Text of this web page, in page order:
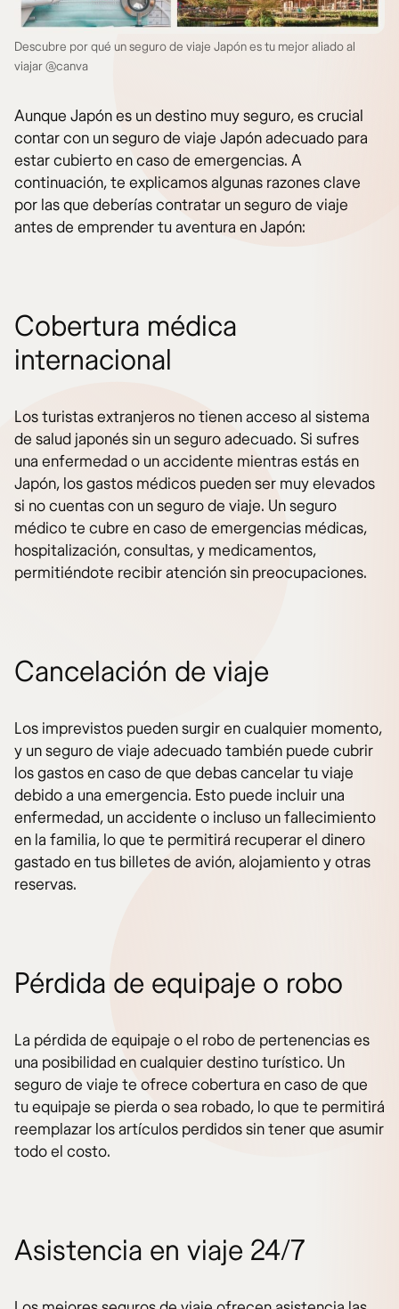
Descubre por qué un seguro de viaje Japón es tu mejor aliado al
viajar @canva
Aunque Japón es un destino muy seguro, es crucial
contar con un seguro de viaje Japón adecuado para
estar cubierto en caso de emergencias. A
continuación, te explicamos algunas razones clave
por las que deberías contratar un seguro de viaje
antes de emprender tu aventura en Japón:
Cobertura médica
internacional
Los turistas extranjeros no tienen acceso al sistema
de salud japonés sin un seguro adecuado. Si sufres
una enfermedad o un accidente mientras estás en
Japón, los gastos médicos pueden ser muy elevados
si no cuentas con un seguro de viaje. Un seguro
médico te cubre en caso de emergencias médicas,
hospitalización, consultas, y medicamentos,
permitiéndote recibir atención sin preocupaciones.
Cancelación de viaje
Los imprevistos pueden surgir en cualquier momento,
y un seguro de viaje adecuado también puede cubrir
los gastos en caso de que debas cancelar tu viaje
debido a una emergencia. Esto puede incluir una
enfermedad, un accidente o incluso un fallecimiento
en la familia, lo que te permitirá recuperar el dinero
gastado en tus billetes de avión, alojamiento y otras
reservas.
Pérdida de equipaje o robo
La pérdida de equipaje o el robo de pertenencias es
una posibilidad en cualquier destino turístico. Un
seguro de viaje te ofrece cobertura en caso de que
tu equipaje se pierda o sea robado, lo que te permitirá
reemplazar los artículos perdidos sin tener que asumir
todo el costo.
Asistencia en viaje 24/7